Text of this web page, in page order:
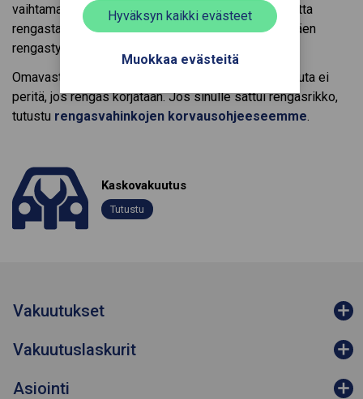
Hyväksyn kaikki evästeet
Muokkaa evästeitä
vaihtamaan. Rengasturvasta maksetaan vaurioitunutta
rengasta kohti korvausta enintään 300 euroa sisältäen
rengastyön.
Omavastuu rengasturvassa on 50 euroa. Omavastuuta ei
peritä, jos rengas korjataan. Jos sinulle sattui rengasrikko,
tutustu rengasvahinkojen korvausohjeeseemme.
Kaskovakuutus
Tutustu
Vakuutukset
Vakuutuslaskurit
Asiointi